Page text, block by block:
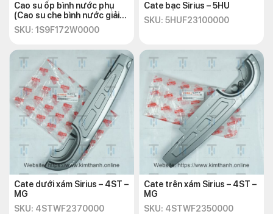
Cao su ốp bình nước phụ
(Cao su che bình nước giải
nhiệt) Exciter 135 2010
SKU: 1S9F172W0000
Cate bạc Sirius – 5HU
SKU: 5HUF23100000
Cate dưới xám Sirius – 4ST –
MG
SKU: 4STWF2370000
Cate trên xám Sirius – 4ST –
MG
SKU: 4STWF2350000